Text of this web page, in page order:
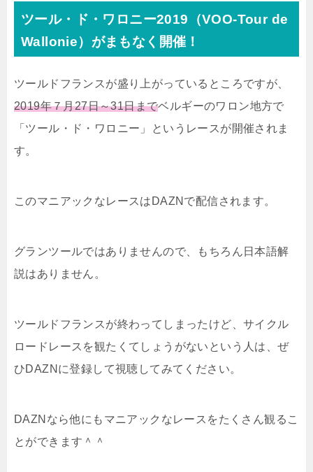
ツール・ド・ワロニー2019（VOO-Tour de
Wallonie）がまもなく開催！
ツールドフランスが盛り上がっているところですが、
2019年７月27日～31日までベルギーのワロン地方で
「ツール・ド・ワロニー」というレースが開催されま
す。
このマニアックなレースはDAZNで配信されます。
グランツールではありませんので、もちろん日本語解
説はありません。
ツールドフランスが終わってしまったけど、サイクル
ロードレースを観たくてしょうがないという人は、ぜ
ひDAZNに登録して視聴してみてください。
DAZNなら他にもマニアックなレースをたくさん観るこ
とができます＾＾